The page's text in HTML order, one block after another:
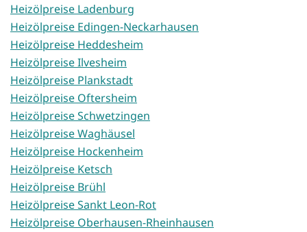
Heizölpreise Ladenburg
Heizölpreise Edingen-Neckarhausen
Heizölpreise Heddesheim
Heizölpreise Ilvesheim
Heizölpreise Plankstadt
Heizölpreise Oftersheim
Heizölpreise Schwetzingen
Heizölpreise Waghäusel
Heizölpreise Hockenheim
Heizölpreise Ketsch
Heizölpreise Brühl
Heizölpreise Sankt Leon-Rot
Heizölpreise Oberhausen-Rheinhausen